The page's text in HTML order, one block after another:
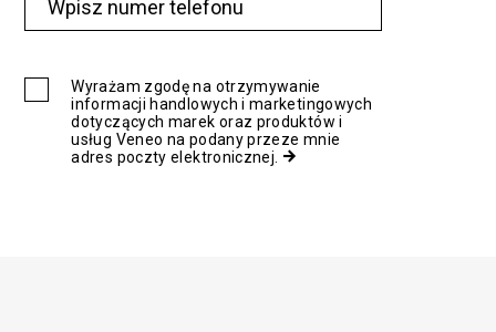
Wyrażam zgodę na otrzymywanie
informacji handlowych i marketingowych
dotyczących marek oraz produktów i
usług Veneo na podany przeze mnie
adres poczty elektronicznej.